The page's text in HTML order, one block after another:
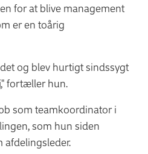
for at blive management
er en toårig
og blev hurtigt sindssygt
fortæller hun.
som teamkoordinator i
som hun siden
afdelingsleder.